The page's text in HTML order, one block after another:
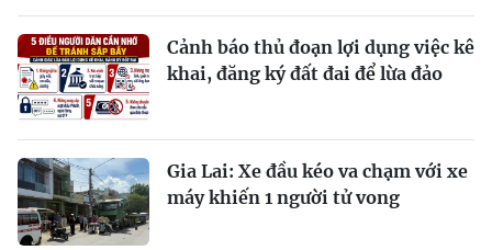
Cảnh báo thủ đoạn lợi dụng việc kê
khai, đăng ký đất đai để lừa đảo
Gia Lai: Xe đầu kéo va chạm với xe
máy khiến 1 người tử vong